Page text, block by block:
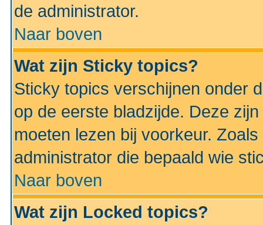
de administrator.
Naar boven
Wat zijn Sticky topics?
Sticky topics verschijnen onder
op de eerste bladzijde. Deze
moeten lezen bij voorkeur.
administrator die bepaald wie
Naar boven
Wat zijn Locked topics?